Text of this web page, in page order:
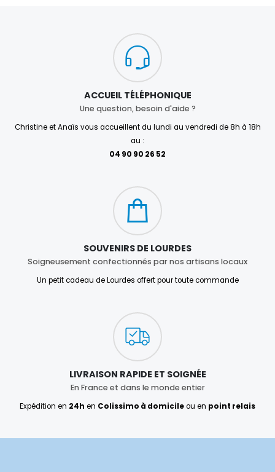
ACCUEIL TÉLÉPHONIQUE
Une question, besoin d'aide ?
Christine et Anaïs vous accueillent du lundi au vendredi de 8h à 18h
au :
04 90 90 26 52
SOUVENIRS DE LOURDES
Soigneusement confectionnés par nos artisans locaux
Un petit cadeau de Lourdes offert pour toute commande
LIVRAISON RAPIDE ET SOIGNÉE
En France et dans le monde entier
Expédition en 24h en Colissimo à domicileou en point relais